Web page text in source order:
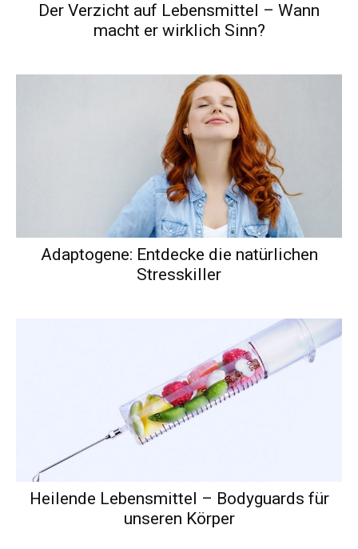
Der Verzicht auf Lebensmittel – Wann
macht er wirklich Sinn?
Adaptogene: Entdecke die natürlichen
Stresskiller
Heilende Lebensmittel – Bodyguards für
unseren Körper